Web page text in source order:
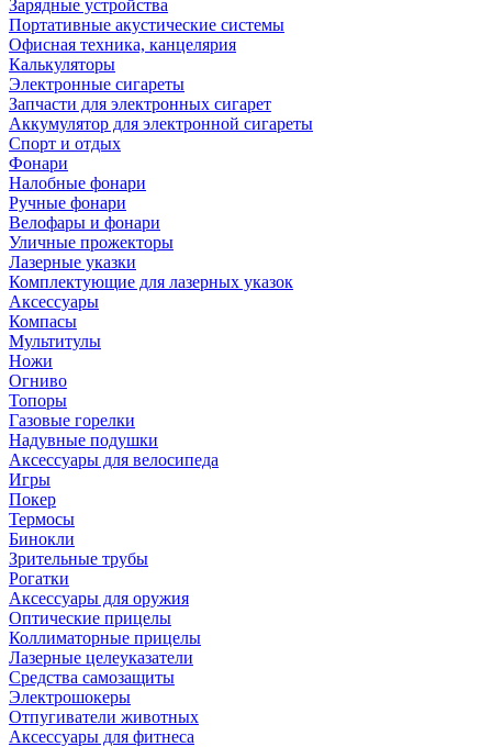
Зарядные устройства
Портативные акустические системы
Офисная техника, канцелярия
Калькуляторы
Электронные сигареты
Запчасти для электронных сигарет
Аккумулятор для электронной сигареты
Спорт и отдых
Фонари
Налобные фонари
Ручные фонари
Велофары и фонари
Уличные прожекторы
Лазерные указки
Комплектующие для лазерных указок
Аксессуары
Компасы
Мультитулы
Ножи
Огниво
Топоры
Газовые горелки
Надувные подушки
Аксессуары для велосипеда
Игры
Покер
Термосы
Бинокли
Зрительные трубы
Рогатки
Аксессуары для оружия
Оптические прицелы
Коллиматорные прицелы
Лазерные целеуказатели
Средства самозащиты
Электрошокеры
Отпугиватели животных
Аксессуары для фитнеса